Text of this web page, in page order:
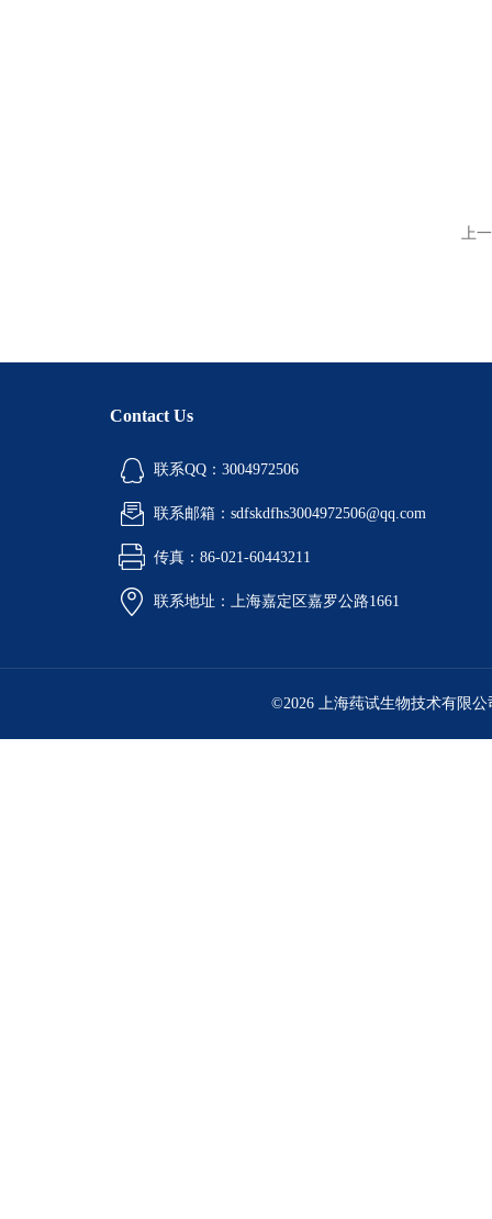
上
Contact Us
联系QQ：3004972506
联系邮箱：sdfskdfhs3004972506@qq.com
传真：86-021-60443211
联系地址：上海嘉定区嘉罗公路1661
©2026 上海莼试生物技术有限